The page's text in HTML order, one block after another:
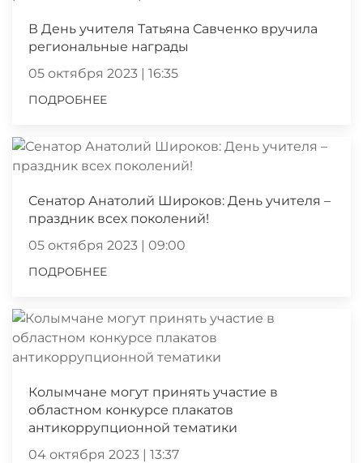
В День учителя Татьяна Савченко вручила
региональные награды
05 октября 2023 | 16:35
ПОДРОБНЕЕ
Сенатор Анатолий Широков: День учителя –
праздник всех поколений!
05 октября 2023 | 09:00
ПОДРОБНЕЕ
Колымчане могут принять участие в
областном конкурсе плакатов
антикоррупционной тематики
04 октября 2023 | 13:37